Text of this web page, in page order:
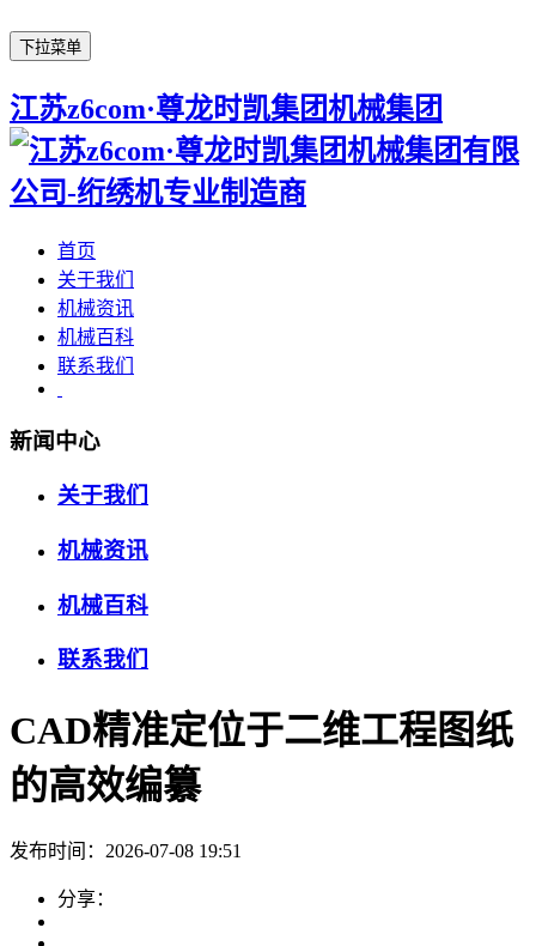
下拉菜单
江苏z6com·尊龙时凯集团机械集团
首页
关于我们
机械资讯
机械百科
联系我们
新闻中心
关于我们
机械资讯
机械百科
联系我们
CAD精准定位于二维工程图纸
的高效编纂
发布时间：2026-07-08 19:51
分享：